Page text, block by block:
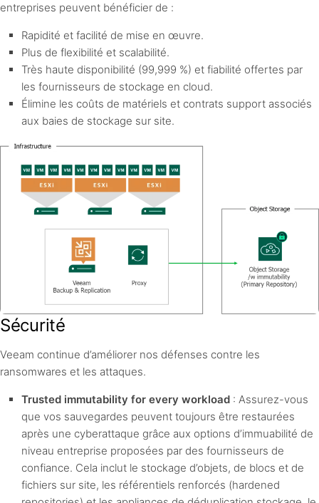
entreprises peuvent bénéficier de :
Rapidité et facilité de mise en œuvre.
Plus de flexibilité et scalabilité.
Très haute disponibilité (99,999 %) et fiabilité offertes par
les fournisseurs de stockage en cloud.
Élimine les coûts de matériels et contrats support associés
aux baies de stockage sur site.
Sécurité
Veeam continue d’améliorer nos défenses contre les
ransomwares et les attaques.
Trusted immutability for every workload : Assurez-vous
que vos sauvegardes peuvent toujours être restaurées
après une cyberattaque grâce aux options d’immuabilité de
niveau entreprise proposées par des fournisseurs de
confiance. Cela inclut le stockage d’objets, de blocs et de
fichiers sur site, les référentiels renforcés (hardened